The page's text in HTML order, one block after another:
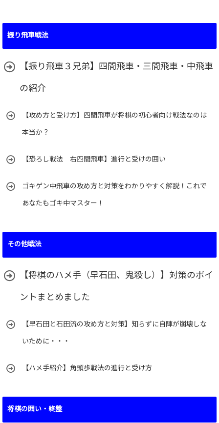
振り飛車戦法
【振り飛車３兄弟】四間飛車・三間飛車・中飛車
の紹介
【攻め方と受け方】四間飛車が将棋の初心者向け戦法なのは
本当か？
【恐ろし戦法 右四間飛車】進行と受けの囲い
ゴキゲン中飛車の攻め方と対策をわかりやすく解説！これで
あなたもゴキ中マスター！
その他戦法
【将棋のハメ手（早石田、鬼殺し）】対策のポイ
ントまとめました
【早石田と石田流の攻め方と対策】知らずに自陣が崩壊しな
いために・・・
【ハメ手紹介】角頭歩戦法の進行と受け方
将棋の囲い・終盤